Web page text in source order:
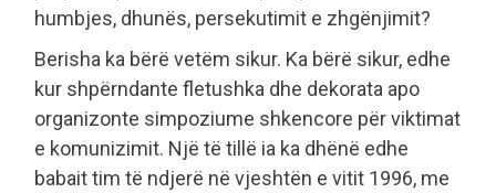
humbjes, dhunës, persekutimit e zhgënjimit?
Berisha ka bërë vetëm sikur. Ka bërë sikur, edhe
kur shpërndante fletushka dhe dekorata apo
organizonte simpoziume shkencore për viktimat
e komunizimit. Një të tillë ia ka dhënë edhe
babait tim të ndjerë në vjeshtën e vitit 1996, me